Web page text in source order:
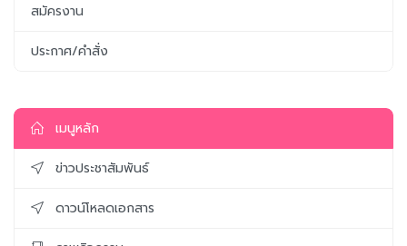
สมัครงาน
ประกาศ/คำสั่ง
เมนูหลัก
ข่าวประชาสัมพันธ์
ดาวน์โหลดเอกสาร